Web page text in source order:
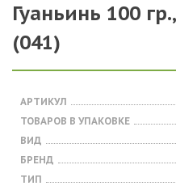
Гуаньинь 100
(041)
АРТИКУЛ
ТОВАРОВ В УПАКОВКЕ
ВИД
БРЕНД
ТИП